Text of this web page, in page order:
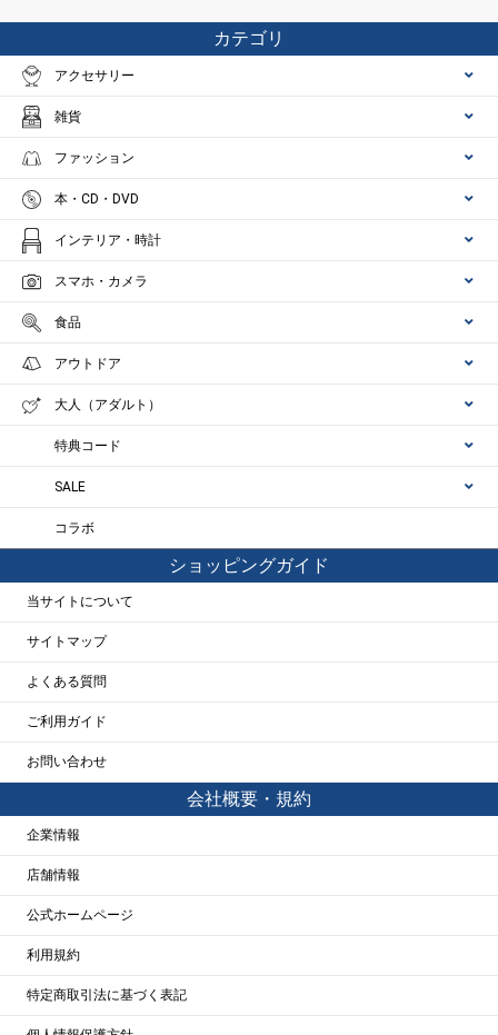
カテゴリ
アクセサリー
雑貨
ファッション
本・CD・DVD
インテリア・時計
スマホ・カメラ
食品
アウトドア
大人（アダルト）
特典コード
SALE
コラボ
ショッピングガイド
当サイトについて
サイトマップ
よくある質問
ご利用ガイド
お問い合わせ
会社概要・規約
企業情報
店舗情報
公式ホームページ
利用規約
特定商取引法に基づく表記